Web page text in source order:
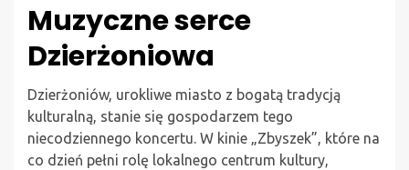
Muzyczne serce
Dzierżoniowa
Dzierżoniów, urokliwe miasto z bogatą tradycją
kulturalną, stanie się gospodarzem tego
niecodziennego koncertu. W kinie „Zbyszek”, które na
co dzień pełni rolę lokalnego centrum kultury,